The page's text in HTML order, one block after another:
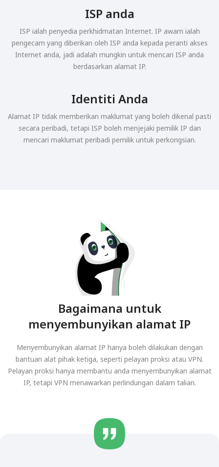
ISP anda
ISP ialah penyedia perkhidmatan Internet. IP awam ialah
pengecam yang diberikan oleh ISP anda kepada peranti akses
Internet anda, jadi adalah mungkin untuk mencari ISP anda
berdasarkan alamat IP.
Identiti Anda
Alamat IP tidak memberikan maklumat yang boleh dikenal pasti
secara peribadi, tetapi ISP boleh menjejaki pemilik IP dan
mencari maklumat peribadi pemilik untuk perkongsian.
Bagaimana untuk
menyembunyikan alamat IP
Menyembunyikan alamat IP hanya boleh dilakukan dengan
bantuan alat pihak ketiga, seperti pelayan proksi atau VPN.
Pelayan proksi hanya membantu anda menyembunyikan alamat
IP, tetapi VPN menawarkan perlindungan dalam talian.